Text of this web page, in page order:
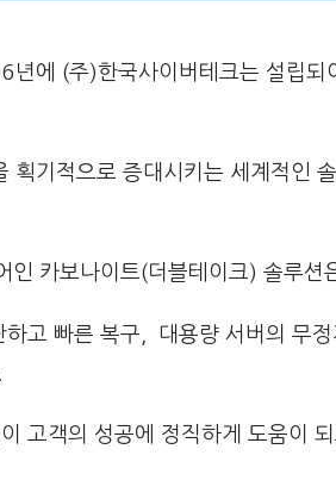
에 (주)한국사이버테크는 설립
획기적으로 증대시키는 세계적인
카보나이트(더블테이크) 솔루
고 빠른 복구, 대용량 서버의 무
고객의 성공에 정직하게 도움이